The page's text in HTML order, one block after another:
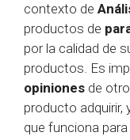
contexto de
productos de
por la calidad de
productos. Es
opiniones de
producto adquirir,
que funciona